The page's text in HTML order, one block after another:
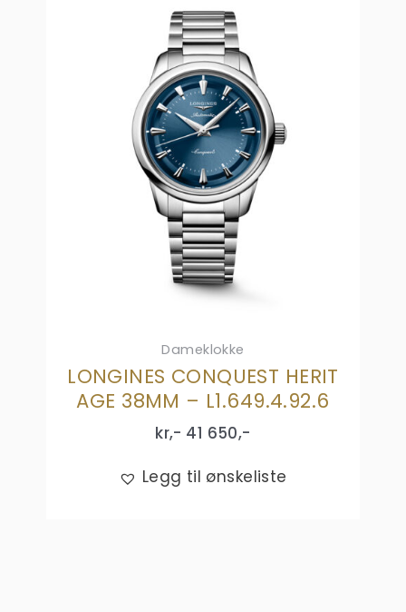
Dameklokke
LONGINES CONQUEST HERIT
AGE 38MM – L1.649.4.92.6
kr,- 41 650,-
Legg til ønskeliste